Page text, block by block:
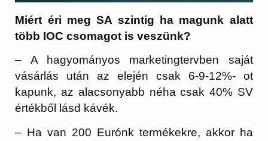
Miért éri meg SA szintig ha magunk alatt
több IOC csomagot is veszünk?
– A hagyományos marketingtervben saját
vásárlás után az elején csak 6-9-12%- ot
kapunk, az alacsonyabb néha csak 40% SV
értékből lásd kávék.
– Ha van 200 Eurónk termékekre, akkor ha